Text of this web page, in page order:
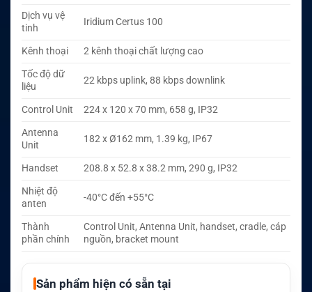
Dịch vụ vệ
tinh
Iridium Certus 100
Kênh thoại
2 kênh thoại chất lượng cao
Tốc độ dữ
liệu
22 kbps uplink, 88 kbps downlink
Control Unit
224 x 120 x 70 mm, 658 g, IP32
Antenna
Unit
182 x Ø162 mm, 1.39 kg, IP67
Handset
208.8 x 52.8 x 38.2 mm, 290 g, IP32
Nhiệt độ
anten
-40°C đến +55°C
Thành
phần chính
Control Unit, Antenna Unit, handset, cradle, cáp
nguồn, bracket mount
Sản phẩm hiện có sẵn tại